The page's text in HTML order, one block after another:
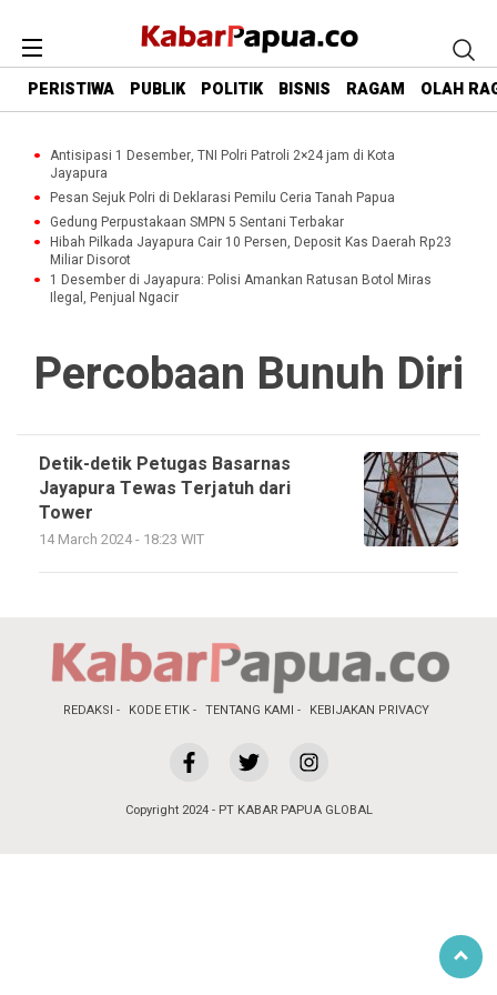
PERISTIWA PUBLIK POLITIK BISNIS RAGAM OLAH
Antisipasi 1 Desember, TNI Polri Patroli 2×24 jam di Kota
Jayapura
Pesan Sejuk Polri di Deklarasi Pemilu Ceria Tanah Papua
Gedung Perpustakaan SMPN 5 Sentani Terbakar
Hibah Pilkada Jayapura Cair 10 Persen, Deposit Kas Daerah Rp23
Miliar Disorot
1 Desember di Jayapura: Polisi Amankan Ratusan Botol Miras
Ilegal, Penjual Ngacir
Percobaan Bunuh Diri
Detik-detik Petugas Basarnas
Jayapura Tewas Terjatuh dari
Tower
14 March 2024 - 18:23 WIT
REDAKSI KODE ETIK TENTANG KAMI KEBIJAKAN PRIVACY
Copyright 2024 - PT KABAR PAPUA GLOBAL